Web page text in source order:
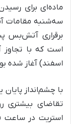
ماده‌ای برای
سه‌شنبه مقامات
اسفند) آغاز شده
با چشم‌انداز
تقاضای بیشتری
استریت در ساعت